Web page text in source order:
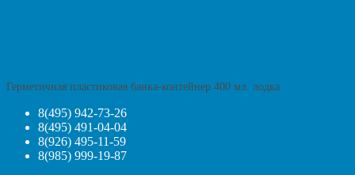
Герметичная пластиковая банка-контейнер 400 мл. лодка
8(495) 942-73-26
8(495) 491-04-04
8(926) 495-11-59
8(985) 999-19-87